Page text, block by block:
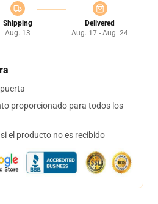
Shipping
Aug. 13
Delivered
Aug. 17 - Aug. 24
proporcionado para todos los
el producto no es recibido